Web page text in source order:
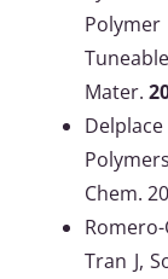
Mater.
Chem.
Tran J,